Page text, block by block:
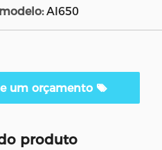
AI650
um orçamento
produto